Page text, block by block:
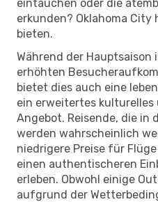
eintauchen oder die
erkunden? Oklahoma
bieten.
Während der Hauptsaison
erhöhten
bietet dies auch eine
ein erweitertes
Angebot. Reisende, die in
werden wahrscheinlich
niedrigere Preise für
einen authentischeren
erleben. Obwohl einige
aufgrund der